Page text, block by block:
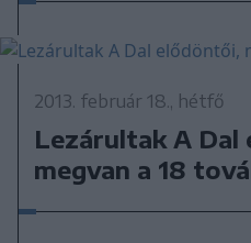
2013. február 18., hétfő
Lezárultak A Dal
megvan a 18